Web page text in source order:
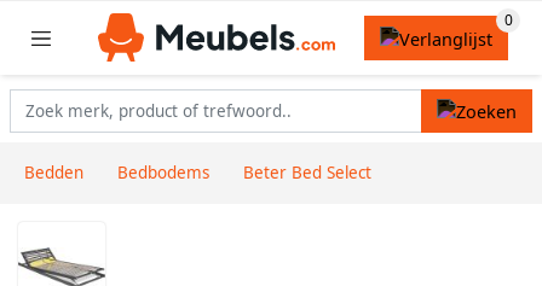
Bedden Bedbodems Beter Bed Select